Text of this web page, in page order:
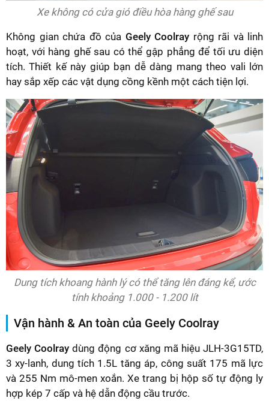
Xe không có cửa gió điều hòa hàng ghế sau
Không gian chứa đồ của Geely Coolray rộng rãi và linh
hoạt, với hàng ghế sau có thể gập phẳng để tối ưu diện
tích. Thiết kế này giúp bạn dễ dàng mang theo vali lớn
hay sắp xếp các vật dụng cồng kềnh một cách tiện lợi.
Dung tích khoang hành lý có thể tăng lên đáng kể, ước
tính khoảng 1.000 - 1.200 lít
Vận hành & An toàn của Geely Coolray
Geely Coolray dùng động cơ xăng mã hiệu JLH-3G15TD,
3 xy-lanh, dung tích 1.5L tăng áp, công suất 175 mã lực
và 255 Nm mô-men xoắn. Xe trang bị hộp số tự động ly
hợp kép 7 cấp và hệ dẫn động cầu trước.